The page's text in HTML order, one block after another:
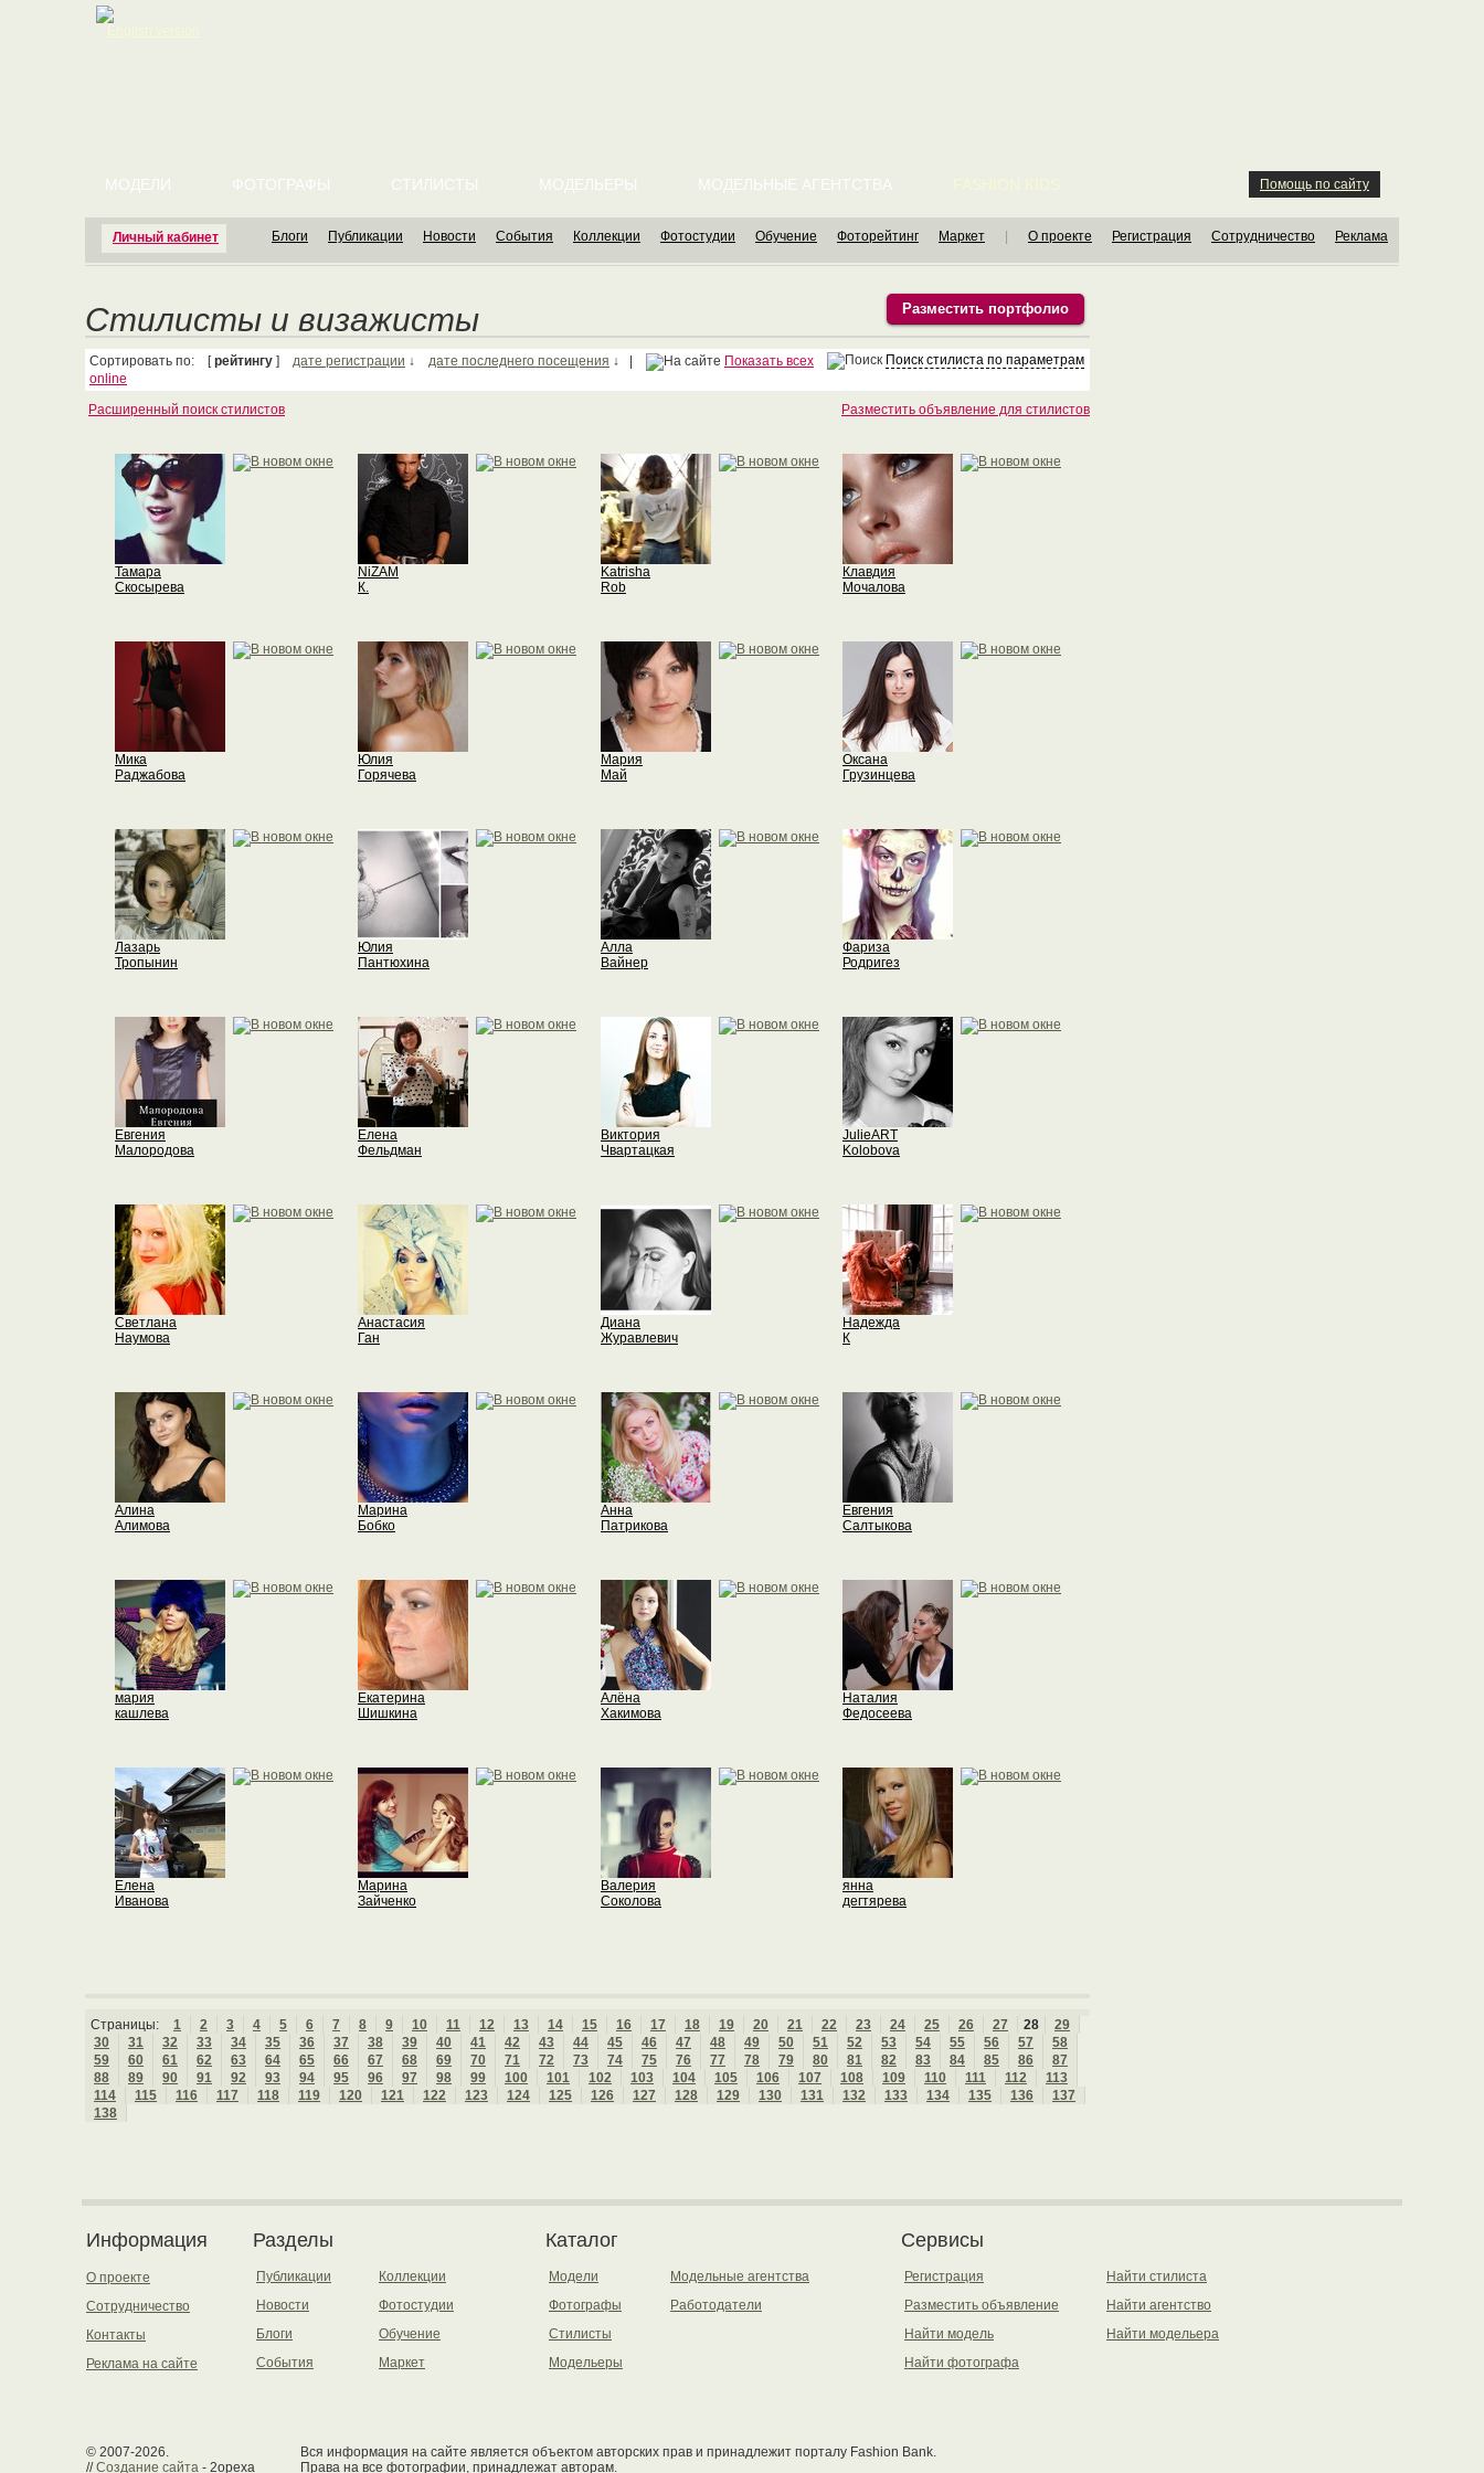
Личный кабинет
МОДЕЛИ ФОТОГРАФЫ СТИЛИСТЫ МОДЕЛЬЕРЫ МОДЕЛЬНЫЕ АГЕНТСТВА Помощь по сайту
Блоги Публикации Новости События Коллекции Фотостудии Обучение Фоторейтинг Маркет О проекте Регистрация Сотрудничество Реклама
Стилисты и визажисты Разместить портфолио
Поиск стилиста по параметрам
Сортировать по: [рейтингу ] дате регистрации ↓ дате последнего посещения ↓ |
Показать всех
online
Разместить объявление для стилистов
Расширенный поиск стилистов
Тамара
Скосырева
NiZAM
К.
Katrisha
Rob
Клавдия
Мочалова
Мика
Раджабова
Юлия
Горячева
Мария
Май
Оксана
Грузинцева
Лазарь
Тропынин
Юлия
Пантюхина
Алла
Вайнер
Фариза
Родригез
Евгения
Малородова
Елена
Фельдман
Виктория
Чвартацкая
JulieART
Kolobova
Светлана
Наумова
Анастасия
Ган
Диана
Журавлевич
Надежда
К
Алина
Алимова
Марина
Бобко
Анна
Патрикова
Евгения
Салтыкова
мария
кашлева
Екатерина
Шишкина
Алёна
Хакимова
Наталия
Федосеева
Елена
Иванова
Марина
Зайченко
Валерия
Соколова
янна
дегтярева
Страницы: 1 2 3 4 5 6 7 8 9 10 11 12 13 14 15 16 17 18 19 20 21 22 23 24 25 26 27 28
29
30
31 32 33 34 35 36 37 38 39 40 41 42 43 44 45 46 47 48 49 50 51 52 53 54 55 56 57
58
59
60 61 62 63 64 65 66 67 68 69 70 71 72 73 74 75 76 77 78 79 80 81 82 83 84 85 86
87
88
89 90 91 92 93 94 95 96 97 98 99 100 101 102 103 104 105 106 107 108 109 110 111 112
113
114
115 116 117 118 119 120 121 122 123 124 125 126 127 128 129 130 131 132 133 134 135 136
137
138
Информация
О проекте
Сотрудничество
Контакты
Реклама на сайте
Разделы
Публикации
Новости
Блоги
События
Коллекции
Фотостудии
Обучение
Маркет
Каталог
Модели
Фотографы
Стилисты
Модельеры
Модельные агентства
Работодатели
Сервисы
Регистрация
Разместить объявление
Найти модель
Найти фотографа
Найти стилиста
Найти агентство
Найти модельера
© 2007-2026.
//Создание сайта - 2opexa
Вся информация на сайте является объектом авторских прав и принадлежит порталу Fashion Bank.
Права на все фотографии, принадлежат авторам.